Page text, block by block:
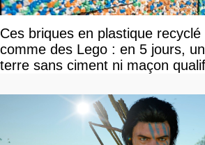
Ces briques en plastique
comme des Lego : en 5 jours,
terre sans ciment ni maçon